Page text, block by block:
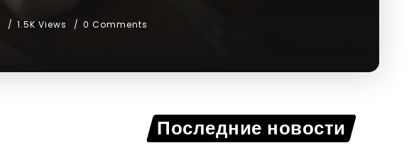
1.5K Views 0 Comments
Последние новости